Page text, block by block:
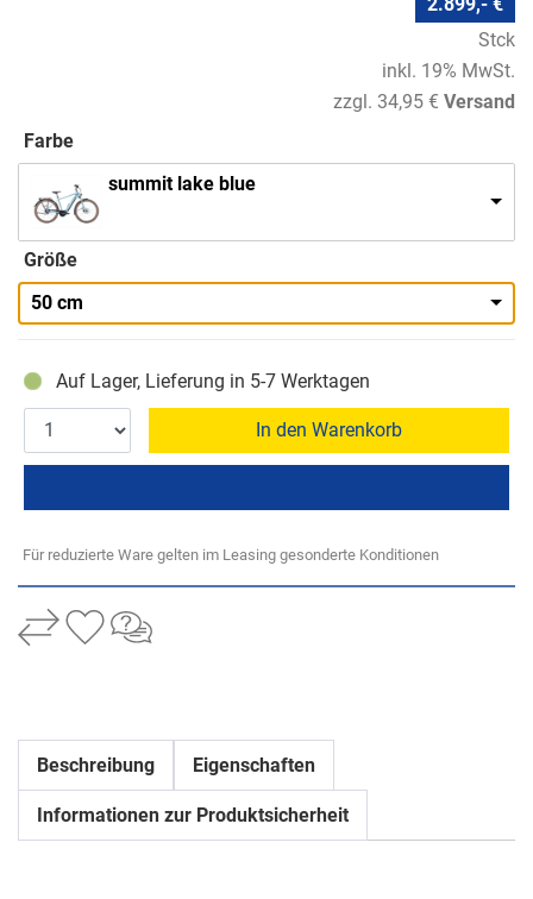
Stck
inkl. 19% MwSt.
zzgl. 34,95 € Versand
Farbe
summit lake blue
Größe
50 cm
Auf Lager, Lieferung in 5-7 Werktagen
In den Warenkorb
Für reduzierte Ware gelten im Leasing gesonderte Konditionen
Beschreibung Eigenschaften
Informationen zur Produktsicherheit